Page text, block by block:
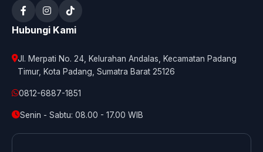
Hubungi Kami
Jl. Merpati No. 24, Kelurahan Andalas, Kecamatan Padang
Timur, Kota Padang, Sumatra Barat 25126
0812-6887-1851
Senin - Sabtu: 08.00 - 17.00 WIB